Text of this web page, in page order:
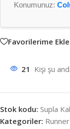
Konumunuz:
Favorilerime Ekle
21 Kişi şu
Stok kodu: Supla
Kategoriler: